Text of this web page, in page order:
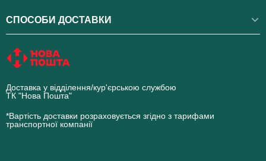
СПОСОБИ ДОСТАВКИ
Доставка у відділення/кур'єрською службою
ТК "Нова Пошта"
*Вартість доставки розраховується згідно з тарифами
транспортної компанії